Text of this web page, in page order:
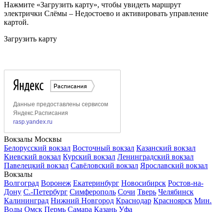
Нажмите «Загрузить карту», чтобы увидеть маршрут
электрички Слёмы – Недостоево и активировать управление
картой.
Загрузить карту
Вокзалы Москвы
Белорусский вокзал Восточный вокзал Казанский вокзал
Киевский вокзал Курский вокзал Ленинградский вокзал
Павелецкий вокзал Савёловский вокзал Ярославский вокзал
Вокзалы
Волгоград Воронеж Екатеринбург Новосибирск Ростов-на-
Дону С.-Петербург Симферополь Сочи Тверь Челябинск
Калининград Нижний Новгород Краснодар Красноярск Мин.
Воды Омск Пермь Самара Казань Уфа